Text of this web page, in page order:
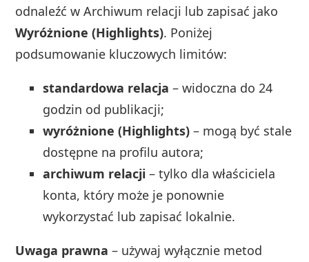
odnaleźć w Archiwum relacji lub zapisać jako
Wyróżnione (Highlights). Poniżej
podsumowanie kluczowych limitów:
standardowa relacja – widoczna do 24
godzin od publikacji;
wyróżnione (Highlights) – mogą być stale
dostępne na profilu autora;
archiwum relacji – tylko dla właściciela
konta, który może je ponownie
wykorzystać lub zapisać lokalnie.
Uwaga prawna – używaj wyłącznie metod